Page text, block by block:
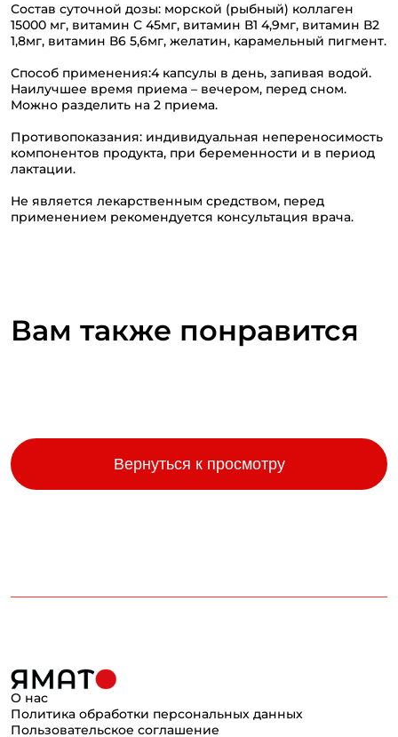
Состав суточной дозы: морской (рыбный) коллаген
15000 мг, витамин С 45мг, витамин В1 4,9мг, витамин В2
1,8мг, витамин В6 5,6мг, желатин, карамельный пигмент.
Способ применения:4 капсулы в день, запивая водой.
Наилучшее время приема – вечером, перед сном.
Можно разделить на 2 приема.
Противопоказания: индивидуальная непереносимость
компонентов продукта, при беременности и в период
лактации.
Не является лекарственным средством, перед
применением рекомендуется консультация врача.
Вам также понравится
Вернуться к просмотру
О нас
Политика обработки персональных данных
Пользовательское соглашение